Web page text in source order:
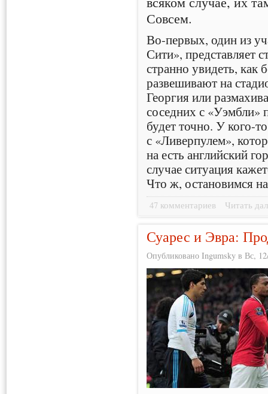
Совсем.
Во-первых, один из
Сити», представляет
странно увидеть, как
развешивают на
Георгия или
соседних с «Уэмбли»
будет точно. У кого-
с «Ливерпулем»,
на есть английский
случае ситуация
Что ж, остановимся
47 комментариев Читать
Суарес и Эвра:
Опубликовано Ingumsky в Вс,